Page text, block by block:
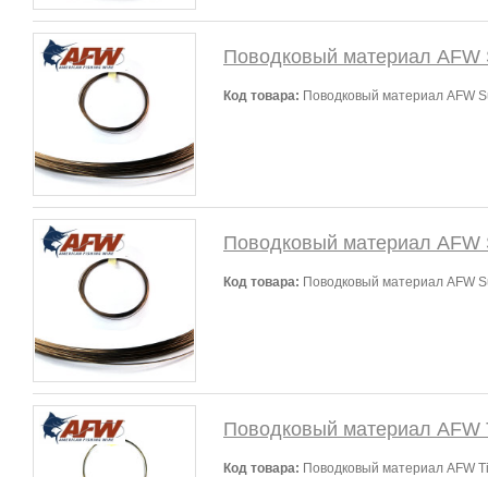
Поводковый материал AFW
Код товара: Поводковый материал AFW
Поводковый материал AFW
Код товара: Поводковый материал AFW
Поводковый материал AFW
Код товара: Поводковый материал AFW